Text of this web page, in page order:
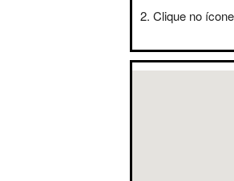
Clique no